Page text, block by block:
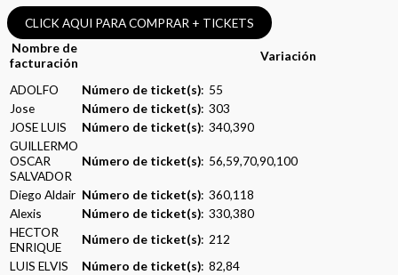
CLICK AQUI PARA COMPRAR + TICKETS
Nombre de
facturación
Variación
ADOLFO Número de ticket(s): 55
Jose
Número de ticket(s): 303
JOSE LUIS
Número de ticket(s): 340,390
GUILLERMO
OSCAR
SALVADOR
Número de ticket(s): 56,59,70,90,100
Diego Aldair Número de ticket(s): 360,118
Alexis
Número de ticket(s): 330,380
HECTOR
ENRIQUE
Número de ticket(s): 212
LUIS ELVIS
Número de ticket(s): 82,84